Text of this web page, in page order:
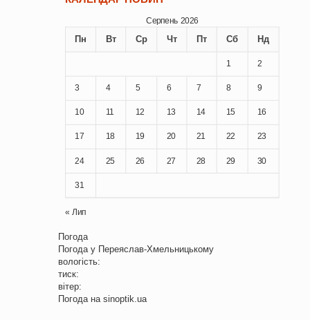
Серпень 2026
Пн Вт Ср Чт Пт Сб Нд
1 2
3 4 5 6 7 8 9
10 11 12 13 14 15 16
17 18 19 20 21 22 23
24 25 26 27 28 29 30
31
« Лип
Погода
Погода у Переяслав-Хмельницькому
вологість:
тиск:
вітер:
Погода на sinoptik.ua